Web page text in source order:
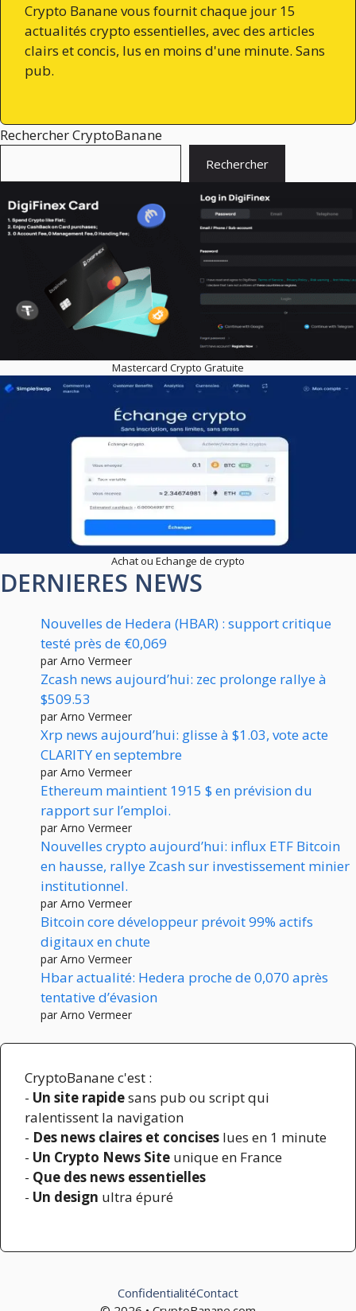
Crypto Banane vous fournit chaque jour 15
actualités crypto essentielles, avec des articles
clairs et concis, lus en moins d'une minute. Sans
pub.
Rechercher CryptoBanane
Rechercher
Mastercard Crypto Gratuite
Achat ou Echange de crypto
DERNIERES NEWS
Nouvelles de Hedera (HBAR) : support critique
testé près de €0,069
par Arno Vermeer
Zcash news aujourd’hui: zec prolonge rallye à
$509.53
par Arno Vermeer
Xrp news aujourd’hui: glisse à $1.03, vote acte
CLARITY en septembre
par Arno Vermeer
Ethereum maintient 1915 $ en prévision du
rapport sur l’emploi.
par Arno Vermeer
Nouvelles crypto aujourd’hui: influx ETF Bitcoin
en hausse, rallye Zcash sur investissement minier
institutionnel.
par Arno Vermeer
Bitcoin core développeur prévoit 99% actifs
digitaux en chute
par Arno Vermeer
Hbar actualité: Hedera proche de 0,070 après
tentative d’évasion
par Arno Vermeer
CryptoBanane c'est :
- Un site rapidesans pub ou script qui
ralentissent la navigation
- Des news claires et concises lues en 1 minute
- Un Crypto News Site unique en France
- Que des news essentielles
- Un design ultra épuré
ConfidentialitéContact